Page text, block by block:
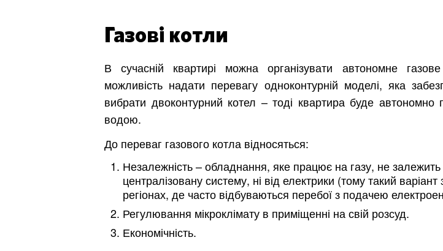
Газові котли
В сучасній квартирі можна організувати автономне
можливість надати перевагу одноконтурній моделі, яка
вибрати двоконтурний котел – тоді квартира буде
водою.
До переваг газового котла відносяться:
Незалежність – обладнання, яке працює на газу, не залежить
централізовану систему, ні від електрики (тому такий
регіонах, де часто відбуваються перебої з подачею
Регулювання мікроклімату в приміщенні на свій розсуд.
Економічність.